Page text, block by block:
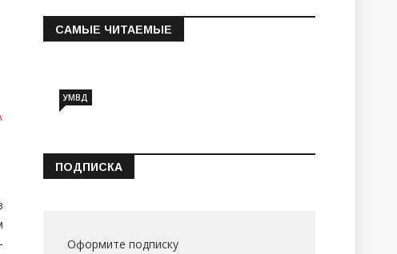
САМЫЕ ЧИТАЕМЫЕ
Информация о состоянии
УМВД
ПОДПИСКА
Оформите подписку